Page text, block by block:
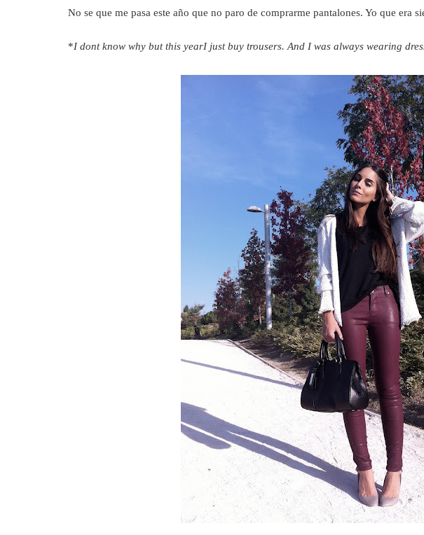
No se que me pasa este año que no paro de comprarme pantalones. Yo que era
*I dont know why but this yearI just buy trousers. And I was always wearing